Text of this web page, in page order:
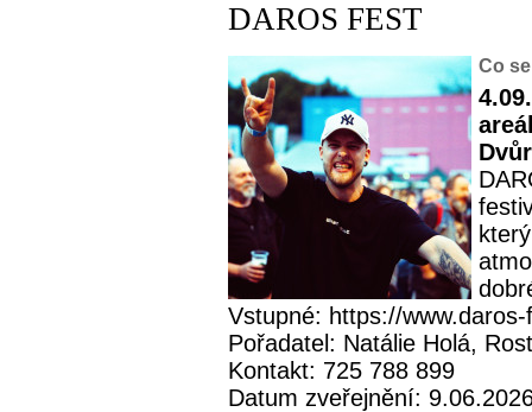
DAROS FEST
Co
Vstupné: https://
Pořadatel: Natálie Holá,
Kontakt: 725 788 899
Datum zveřejnění: